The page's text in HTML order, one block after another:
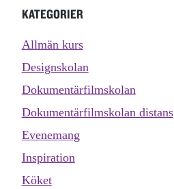
KATEGORIER
Allmän kurs
Designskolan
Dokumentärfilmskolan
Dokumentärfilmskolan distans
Evenemang
Inspiration
Köket